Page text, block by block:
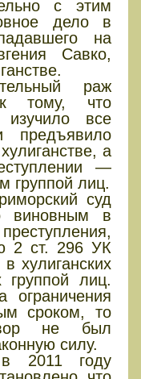
с этим
дело в
на
Савко,
раж
к тому, что
изучило все
предъявило
а
—
группой лиц.
суд
виновным в
2 ст. 296 УК
хулиганских
группой лиц.
ограничения
сроком, то
не был
силу.
2011 году